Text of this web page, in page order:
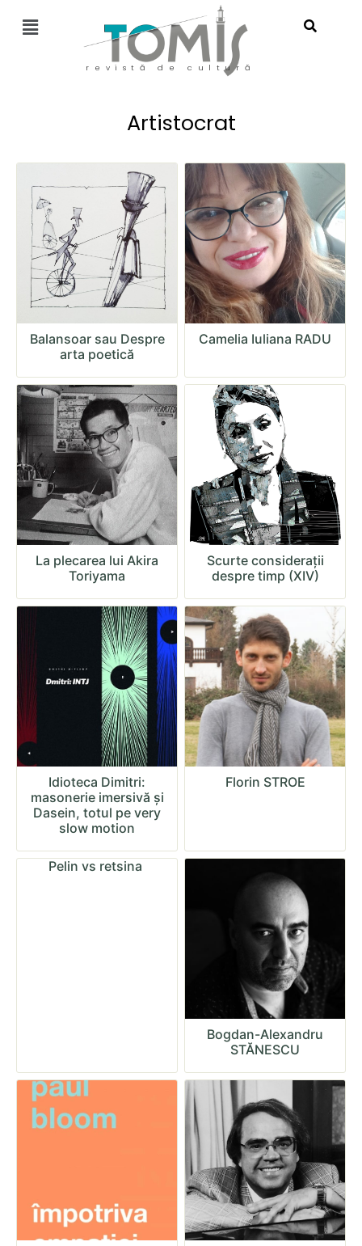
revistă de cultură
Artistocrat
Balansoar sau Despre
arta poetică
Camelia Iuliana RADU
La plecarea lui Akira
Toriyama
Scurte considerații
despre timp (XIV)
Idioteca Dimitri:
masonerie imersivă și
Dasein, totul pe very
slow motion
Florin STROE
Pelin vs retsina
Bogdan-Alexandru
STĂNESCU